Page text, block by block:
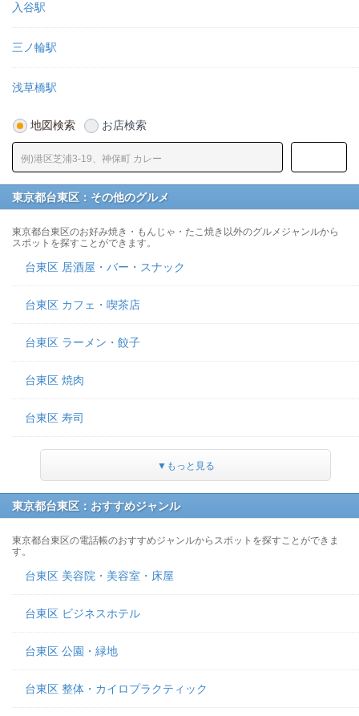
入谷駅
三ノ輪駅
浅草橋駅
地図検索 お店検索
東京都台東区：その他のグルメ
東京都台東区のお好み焼き・もんじゃ・たこ焼き以外のグルメジャンルから
スポットを探すことができます。
台東区 居酒屋・バー・スナック
台東区 カフェ・喫茶店
台東区 ラーメン・餃子
台東区 焼肉
台東区 寿司
▼もっと見る
東京都台東区：おすすめジャンル
東京都台東区の電話帳のおすすめジャンルからスポットを探すことができま
す。
台東区 美容院・美容室・床屋
台東区 ビジネスホテル
台東区 公園・緑地
台東区 整体・カイロプラクティック